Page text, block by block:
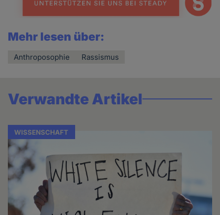
Mehr lesen über:
Anthroposophie Rassismus
Verwandte Artikel
WISSENSCHAFT